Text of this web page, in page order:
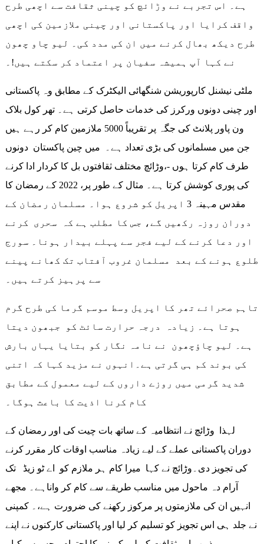
ہے۔ اس تجربے نے وڑائچ کو چینی ثقافت سے اچھی طرح
واقف کرایا اور پاکستانی اور چینی ملازمین کی اچھی
طرح دیکھ بھال کرنے میں ان کی مدد کی۔ لیو چاو چھون
نے کہا آپ ہمیشہ سفیان پر اعتماد کر سکتے ہیں!۔
ملٹی نیشنل کارپوریشن شنگھائی الیکٹرک کے مطابق وہ پاکستانی
اور چینی دونوں ورکرز کی خدمات حاصل کرتی ہے۔ تھر کول بلاک
ون پاور پلانٹ کی جگہ پر تقریباً 5000 ملازمین کام کر رہے ہیں
جن میں مسلمانوں کی بڑی تعداد ہے۔ میں چین پاکستان دونوں
طرف کام کرتا ہوں -،وڑائچ مختلف ثقافتوں بل کا کردار ادا کرنے
کی پوری کوشش کرتا ہے۔ مثال کے طور پر، 2022 کے رمضان کا
مقدس مہینہ 3 اپریل کو شروع ہوا۔ مسلمان رمضان کے
دوران روزہ رکھیں گے، جس کا مطلب ہے کہ سحری کرنے
اور دعا کرنے کے لیے فجر سے پہلے بیدار ہونا۔ سورج
طلوع ہونے کے بعد مسلمان غروب آفتاب تک کھانے پینے
سے پرہیز کرتے ہیں۔
تاہم صحرائے تھر کا اپریل وسط موسم گرما کی طرح گرم
ہوتا ہے۔ زیادہ درجہ حرارت سائٹ کو جبھون دیتا
ہے۔ لیو چاؤچھون نے نامہ نگار کو بتایا یہاں بارش
کی بوند کم ہی گرتی ہے۔انہوں نے مزید کہا کہ اتنی
شدید گرمی میں روزے داروں کے لیے معمول کے مطابق
کام کرنا اذیت کا باعث ہوگا۔
لہذا وڑائچ نے انتظامیہ کے ساتھ بات چیت کی اور رمضان کے
دوران پاکستانی عملے کے لیے زیادہ مناسب اوقات کار مقرر کرنے
کی تجویز دی۔وڑائچ نے کہا میرا کام ہر ملازم کو اے ٹو زیڈ تک
آرام دہ ماحول میں مناسب طریقے سے کام کر واناہے۔ مجھے
انہیں ان کی ملازمتوں پر مرکوز رکھنے کی ضرورت ہے،۔ کمپنی
نے جلد ہی اس تجویز کو تسلیم کر لیا اور پاکستانی کارکنوں نے اپنے